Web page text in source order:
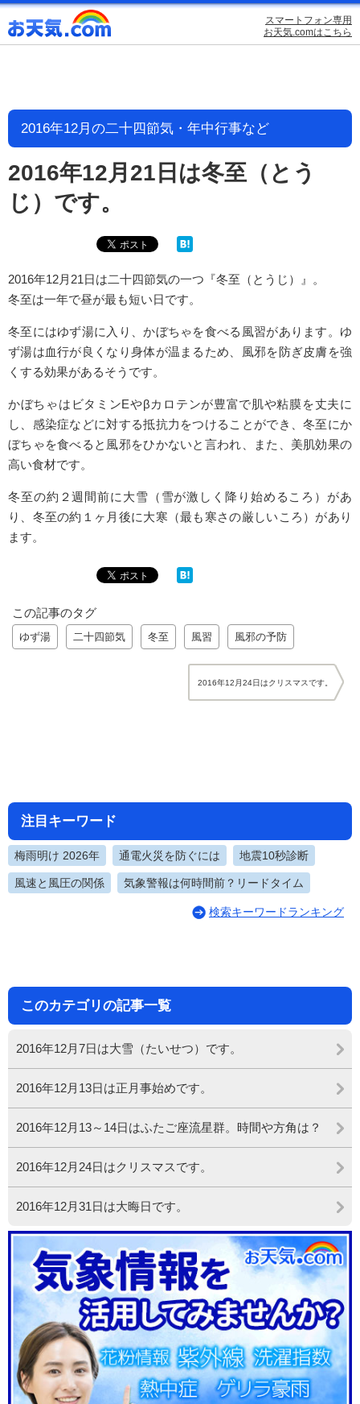
スマートフォン専用
お天気.comはこちら
2016年12月の二十四節気・年中行事など
2016年12月21日は冬至（とう
じ）です。
2016年12月21日は二十四節気の一つ『冬至（とうじ）』。
冬至は一年で昼が最も短い日です。
冬至にはゆず湯に入り、かぼちゃを食べる風習があります。ゆ
ず湯は血行が良くなり身体が温まるため、風邪を防ぎ皮膚を強
くする効果があるそうです。
かぼちゃはビタミンEやβカロテンが豊富で肌や粘膜を丈夫に
し、感染症などに対する抵抗力をつけることができ、冬至にか
ぼちゃを食べると風邪をひかないと言われ、また、美肌効果の
高い食材です。
冬至の約２週間前に大雪（雪が激しく降り始めるころ）があ
り、冬至の約１ヶ月後に大寒（最も寒さの厳しいころ）があり
ます。
この記事のタグ
ゆず湯 二十四節気 冬至 風習 風邪の予防
2016年12月24日はクリスマスです。
注目キーワード
梅雨明け 2026年 通電火災を防ぐには 地震10秒診断
風速と風圧の関係 気象警報は何時間前？リードタイム
検索キーワードランキング
このカテゴリの記事一覧
2016年12月7日は大雪（たいせつ）です。
2016年12月13日は正月事始めです。
2016年12月13～14日はふたご座流星群。時間や方角は？
2016年12月24日はクリスマスです。
2016年12月31日は大晦日です。